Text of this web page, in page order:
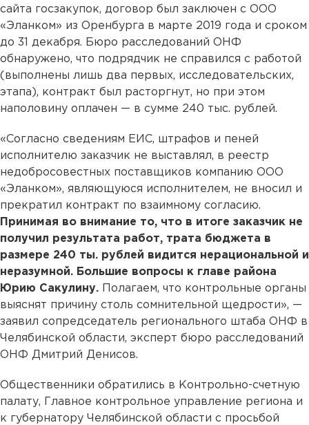
сайта госзакупок, договор был заключен с ООО
«Эланком» из Оренбурга в марте 2019 года и сроком
до 31 декабря. Бюро расследований ОНФ
обнаружено, что подрядчик не справился с работой
(выполнены лишь два первых, исследовательских,
этапа), контракт был расторгнут, но при этом
наполовину оплачен — в сумме 240 тыс. рублей.
«Согласно сведениям ЕИС, штрафов и пеней
исполнителю заказчик не выставлял, в реестр
недобросовестных поставщиков компанию ООО
«Эланком», являющуюся исполнителем, не вносил и
прекратил контракт по взаимному согласию.
Принимая во внимание то, что в итоге заказчик не
получил результата работ, трата бюджета в
размере 240 ты. рублей видится нерациональной и
неразумной. Большие вопросы к главе района
Юрию Сакулину. Полагаем, что контрольные органы
выяснят причину столь сомнительной щедрости», —
заявил сопредседатель регионального штаба ОНФ в
Челябинской области, эксперт бюро расследований
ОНФ Дмитрий Денисов.
Общественники обратились в Контрольно-счетную
палату, Главное контрольное управление региона и
к губернатору Челябинской области с просьбой